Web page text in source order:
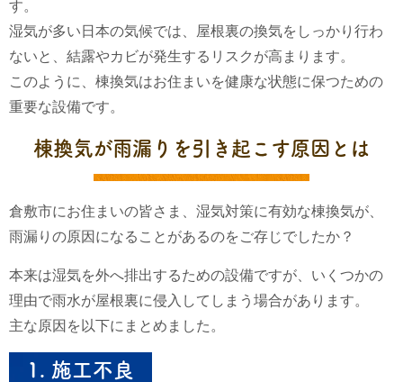
す。
湿気が多い日本の気候では、屋根裏の換気をしっかり行わ
ないと、結露やカビが発生するリスクが高まります。
このように、棟換気はお住まいを健康な状態に保つための
重要な設備です。
棟換気が雨漏りを引き起こす原因とは
倉敷市にお住まいの皆さま、湿気対策に有効な棟換気が、
雨漏りの原因になることがあるのをご存じでしたか？
本来は湿気を外へ排出するための設備ですが、いくつかの
理由で雨水が屋根裏に侵入してしまう場合があります。
主な原因を以下にまとめました。
1. 施工不良